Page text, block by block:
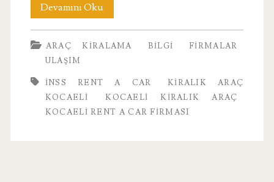
Devamını OkuKocaeli
Rent
A
Firması
ARAÇ KIRALAMA BILGI
FIRMALAR
ULAŞIM
INSS RENT A CAR
KIRALIK ARAÇ
KOCAELI
KOCAELI KIRALIK ARAÇ
KOCAELI RENT A CAR FIRMASI